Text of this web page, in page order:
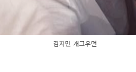
김지민 개그우먼